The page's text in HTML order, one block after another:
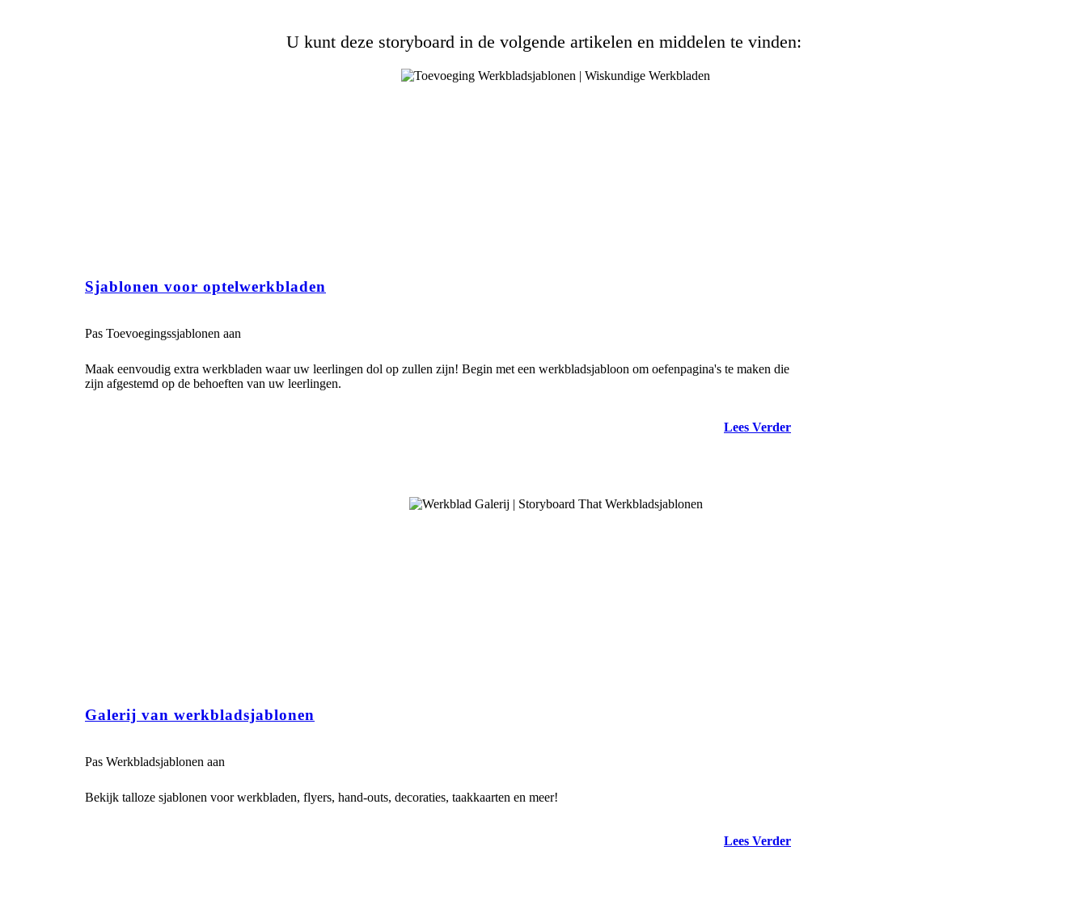
U kunt deze storyboard in de volgende artikelen en middelen te vinden:
Sjablonen voor optelwerkbladen
Pas Toevoegingssjablonen aan
Maak eenvoudig extra werkbladen waar uw leerlingen dol op zullen zijn! Begin met een werkbladsjabloon om oefenpagina's te maken die
zijn afgestemd op de behoeften van uw leerlingen.
Lees Verder
Galerij van werkbladsjablonen
Pas Werkbladsjablonen aan
Bekijk talloze sjablonen voor werkbladen, flyers, hand-outs, decoraties, taakkaarten en meer!
Lees Verder